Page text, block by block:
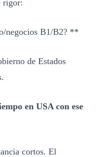
rigor:
negocios B1/B2? **
de Estados
en USA con ese
cortos. El